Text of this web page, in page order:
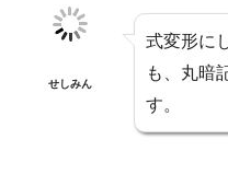
せしみん
式変形に
も、丸暗
す。